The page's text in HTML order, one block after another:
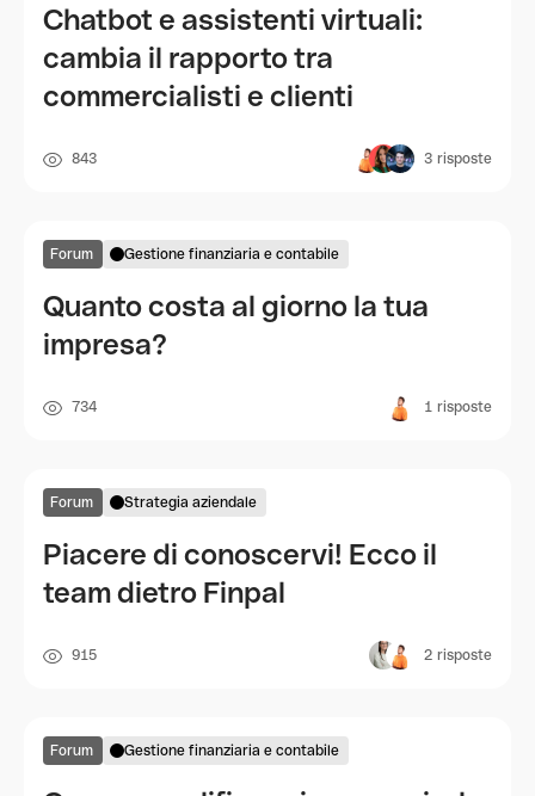
Chatbot e assistenti virtuali:
cambia il rapporto tra
commercialisti e clienti
843 3 risposte
Forum Gestione finanziaria e contabile
Quanto costa al giorno la tua
impresa?
734 1 risposte
Forum Strategia aziendale
Piacere di conoscervi! Ecco il
team dietro Finpal
915 2 risposte
Forum Gestione finanziaria e contabile